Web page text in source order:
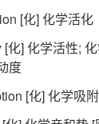
[化] 化学活化
[化] 化学活性;
度
[化] 化学吸附